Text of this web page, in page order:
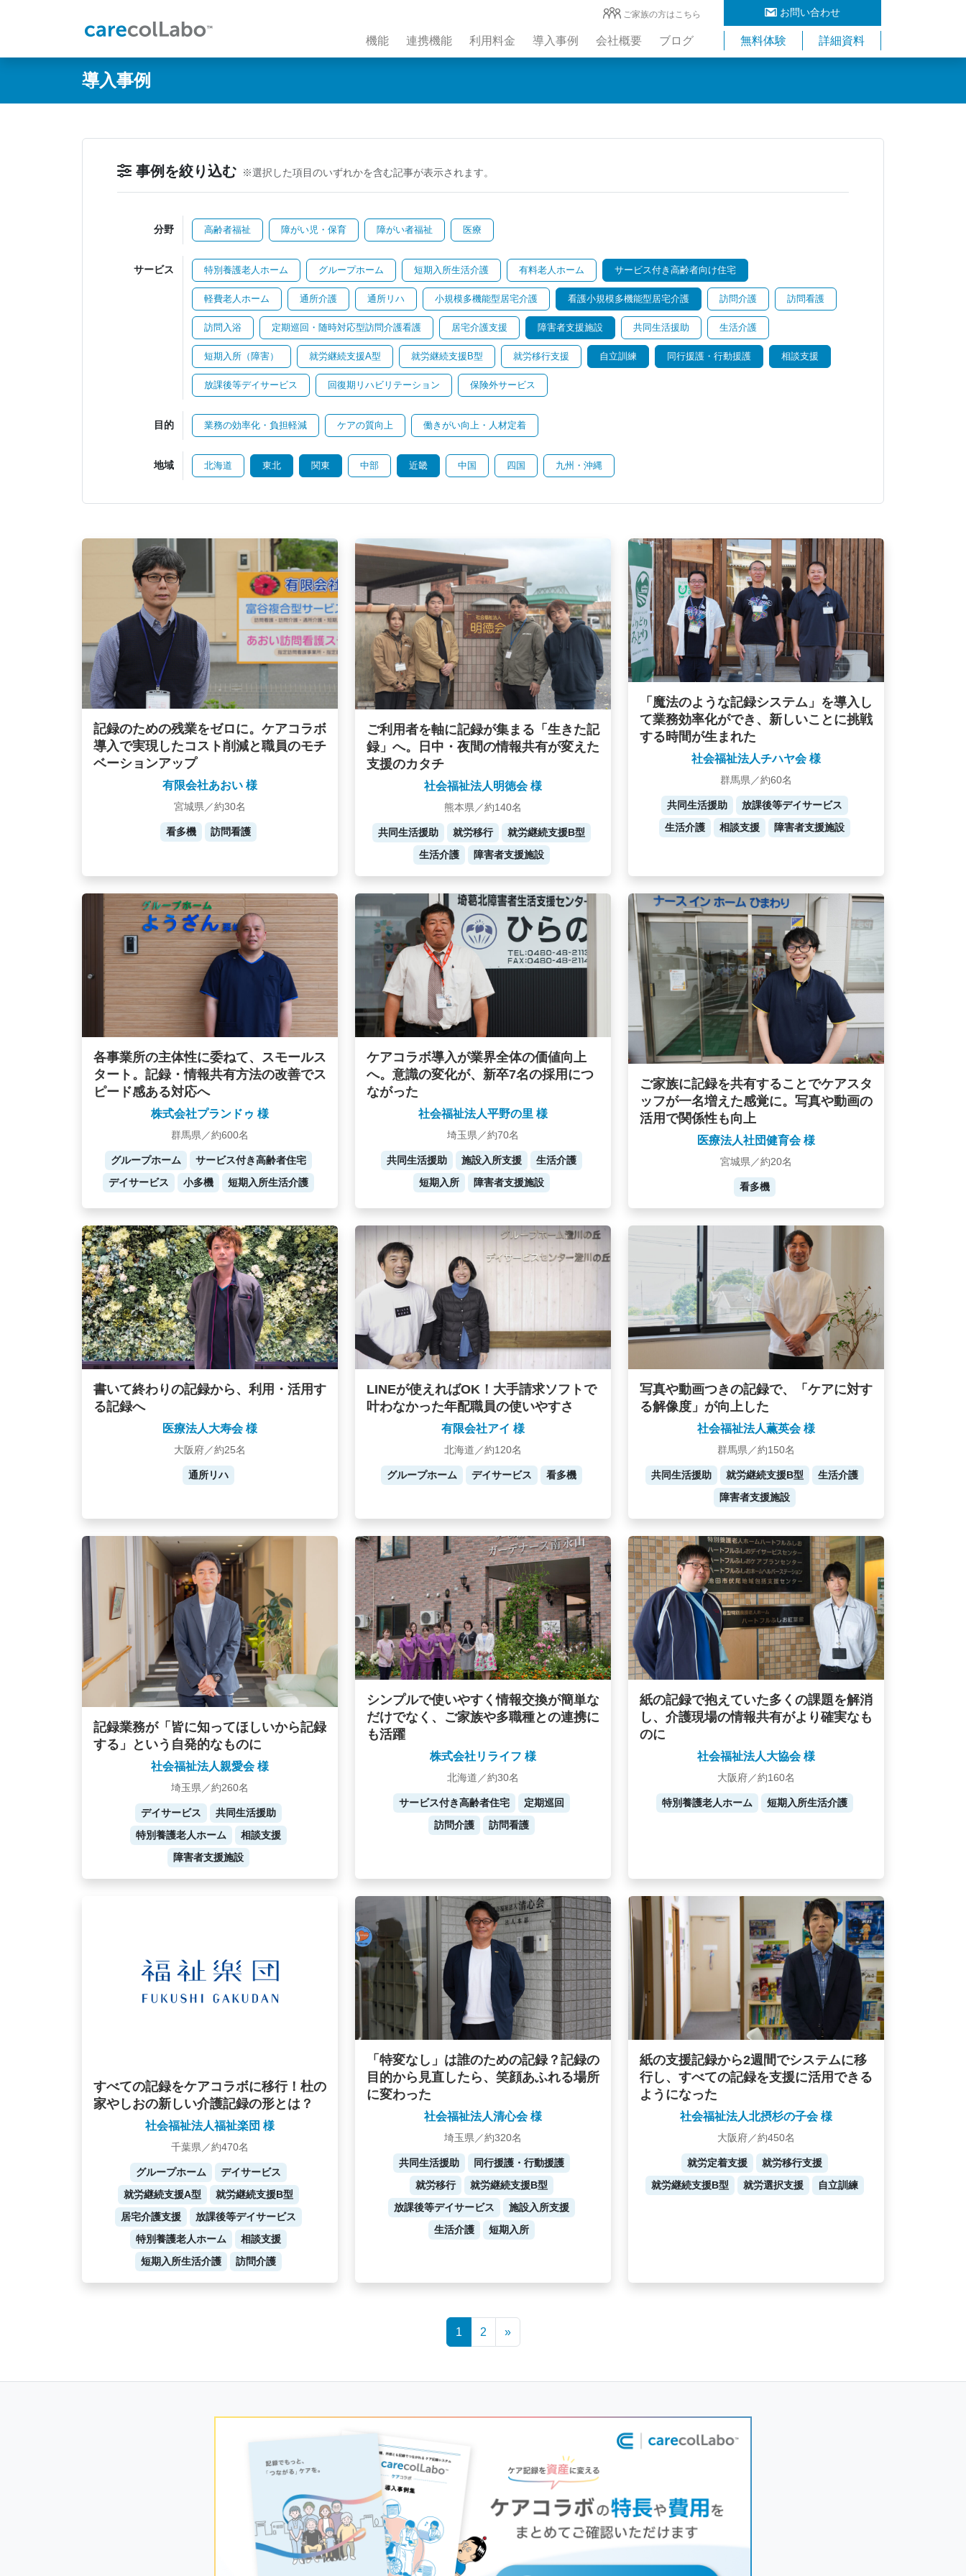
お問い合わせ
ご家族の方はこちら
機能 連携機能 利用料金 導入事例 会社概要 ブログ 無料体験 詳細資料
導入事例
事例を絞り込む ※選択した項目のいずれかを含む記事が表示されます。
分野 高齢者福祉 障がい児・保育 障がい者福祉 医療
サービス 特別養護老人ホーム グループホーム 短期入所生活介護 有料老人ホーム サービス付き高齢者向け住宅
軽費老人ホーム 通所介護 通所リハ 小規模多機能型居宅介護 看護小規模多機能型居宅介護 訪問介護 訪問看護
訪問入浴 定期巡回・随時対応型訪問介護看護 居宅介護支援 障害者支援施設 共同生活援助 生活介護
短期入所（障害） 就労継続支援A型 就労継続支援B型 就労移行支援 自立訓練 同行援護・行動援護 相談支援
放課後等デイサービス 回復期リハビリテーション 保険外サービス
目的 業務の効率化・負担軽減 ケアの質向上 働きがい向上・人材定着
地域 北海道 東北 関東 中部 近畿 中国 四国 九州・沖縄
記録のための残業をゼロに。ケアコラボ
導入で実現したコスト削減と職員のモチ
ベーションアップ
有限会社あおい 様
宮城県／約30名
看多機 訪問看護
ご利用者を軸に記録が集まる「生きた記
録」へ。日中・夜間の情報共有が変えた
支援のカタチ
社会福祉法人明徳会 様
熊本県／約140名
共同生活援助 就労移行
就労継続支援B型
生活介護
障害者支援施設
「魔法のような記録システム」を導入し
て業務効率化ができ、新しいことに挑戦
する時間が生まれた
社会福祉法人チハヤ会 様
群馬県／約60名
共同生活援助
放課後等デイサービス
生活介護
相談支援 障害者支援施設
各事業所の主体性に委ねて、スモールス
タート。記録・情報共有方法の改善でス
ピード感ある対応へ
株式会社プランドゥ 様
群馬県／約600名
グループホーム
サービス付き高齢者住宅
デイサービス
小多機 短期入所生活介護
ケアコラボ導入が業界全体の価値向上
へ。意識の変化が、新卒7名の採用につ
ながった
社会福祉法人平野の里 様
埼玉県／約70名
共同生活援助 施設入所支援
生活介護
短期入所
障害者支援施設
ご家族に記録を共有することでケアスタ
ッフが一名増えた感覚に。写真や動画の
活用で関係性も向上
医療法人社団健育会 様
宮城県／約20名
看多機
書いて終わりの記録から、利用・活用す
る記録へ
医療法人大寿会 様
大阪府／約25名
通所リハ
LINEが使えればOK！大手請求ソフトで
叶わなかった年配職員の使いやすさ
有限会社アイ 様
北海道／約120名
グループホーム デイサービス 看多機
写真や動画つきの記録で、「ケアに対す
る解像度」が向上した
社会福祉法人薫英会 様
群馬県／約150名
共同生活援助 就労継続支援B型
生活介護
障害者支援施設
記録業務が「皆に知ってほしいから記録
する」という自発的なものに
社会福祉法人親愛会 様
埼玉県／約260名
デイサービス
共同生活援助
特別養護老人ホーム
相談支援
障害者支援施設
シンプルで使いやすく情報交換が簡単な
だけでなく、ご家族や多職種との連携に
も活躍
株式会社リライフ 様
北海道／約30名
サービス付き高齢者住宅
定期巡回
訪問介護
訪問看護
紙の記録で抱えていた多くの課題を解消
し、介護現場の情報共有がより確実なも
のに
社会福祉法人大協会 様
大阪府／約160名
特別養護老人ホーム 短期入所生活介護
すべての記録をケアコラボに移行！杜の
家やしおの新しい介護記録の形とは？
社会福祉法人福祉楽団 様
千葉県／約470名
グループホーム
デイサービス
就労継続支援A型
就労継続支援B型
居宅介護支援
放課後等デイサービス
特別養護老人ホーム
相談支援
短期入所生活介護
訪問介護
「特変なし」は誰のための記録？記録の
目的から見直したら、笑顔あふれる場所
に変わった
社会福祉法人清心会 様
埼玉県／約320名
共同生活援助
同行援護・行動援護
就労移行
就労継続支援B型
放課後等デイサービス
施設入所支援
生活介護
短期入所
紙の支援記録から2週間でシステムに移
行し、すべての記録を支援に活用できる
ようになった
社会福祉法人北摂杉の子会 様
大阪府／約450名
就労定着支援
就労移行支援
就労継続支援B型
就労選択支援 自立訓練
1 2 »